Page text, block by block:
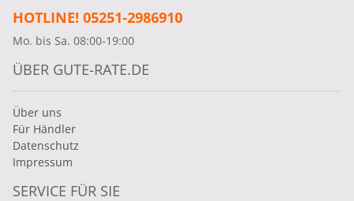
HOTLINE! 05251-2986910
Mo. bis Sa. 08:00-19:00
ÜBER GUTE-RATE.DE
Über uns
Für Händler
Datenschutz
Impressum
SERVICE FÜR SIE